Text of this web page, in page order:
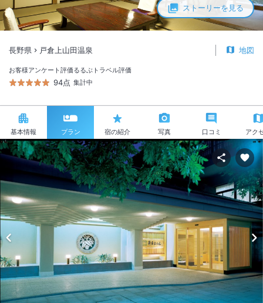
ストーリーを見る
長野県 戸倉上山田温泉 地図
お客様アンケート評価
94点
るるぶトラベル評価
集計中
基本情報 プラン 宿の紹介 写真 口コミ アク